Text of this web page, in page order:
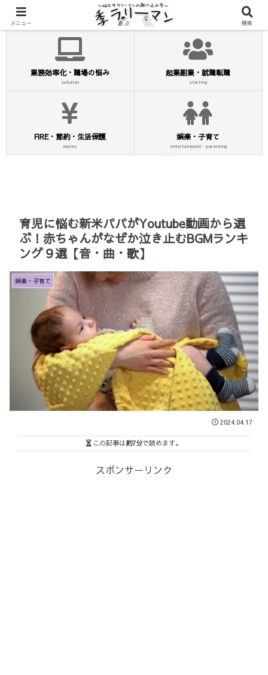
業務効率化・職場の悩み
solution
起業副業・就職転職
starting
FIRE・節約・生活保護
money
娯楽・子育て
entertainment・parenting
育児に悩む新米パパがYoutube動画から選
ぶ！赤ちゃんがなぜか泣き止むBGMランキ
ング９選【音・曲・歌】
娯楽・子育て
2024.04.17
この記事は約7分で読めます。
スポンサーリンク
メニュー 検索